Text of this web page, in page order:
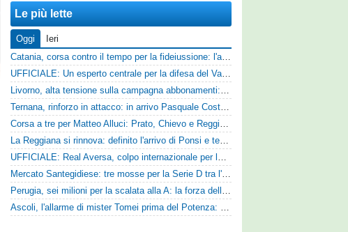
Le più lette
Oggi
Ieri
Catania, corsa contro il tempo per la fideiussione: l'annuncio della società e le ragioni dello slittamento
UFFICIALE: Un esperto centrale per la difesa del Vado
Livorno, alta tensione sulla campagna abbonamenti: la stoccata della Curva Nord alla società
Ternana, rinforzo in attacco: in arrivo Pasquale Costanzo dalla Paganese
Corsa a tre per Matteo Alluci: Prato, Chievo e Reggina sul centrocampista
La Reggiana si rinnova: definito l'arrivo di Ponsi e test con l'Alcione
UFFICIALE: Real Aversa, colpo internazionale per la difesa
Mercato Santegidiese: tre mosse per la Serie D tra l'ingaggio di Diakhate e due rinnovi chiave
Perugia, sei milioni per la scalata alla A: la forza della nuova societa e il progetto di Alessandro Gaucci
Ascoli, l'allarme di mister Tomei prima del Potenza: «Mettiamoci l'elmetto, l'obiettivo è la salvezza e non dobbiamo vendere fumo!»